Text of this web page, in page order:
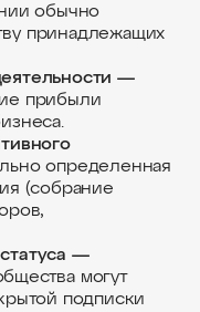
обычно
принадлежащих
—
прибыли
определенная
(собрание
—
могут
подписки